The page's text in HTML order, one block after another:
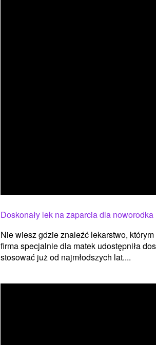
Doskonały lek na zaparcia dla noworodka
Nie wiesz gdzie znaleźć lekarstwo,
firma specjalnie dla matek udostępniła
stosować już od najmłodszych lat....